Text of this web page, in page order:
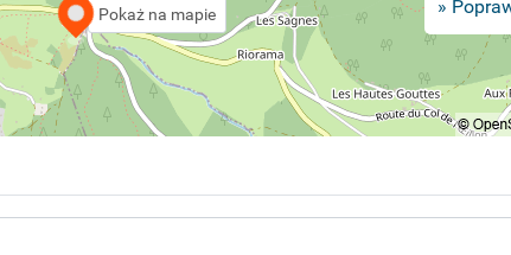
Pokaż na mapie »